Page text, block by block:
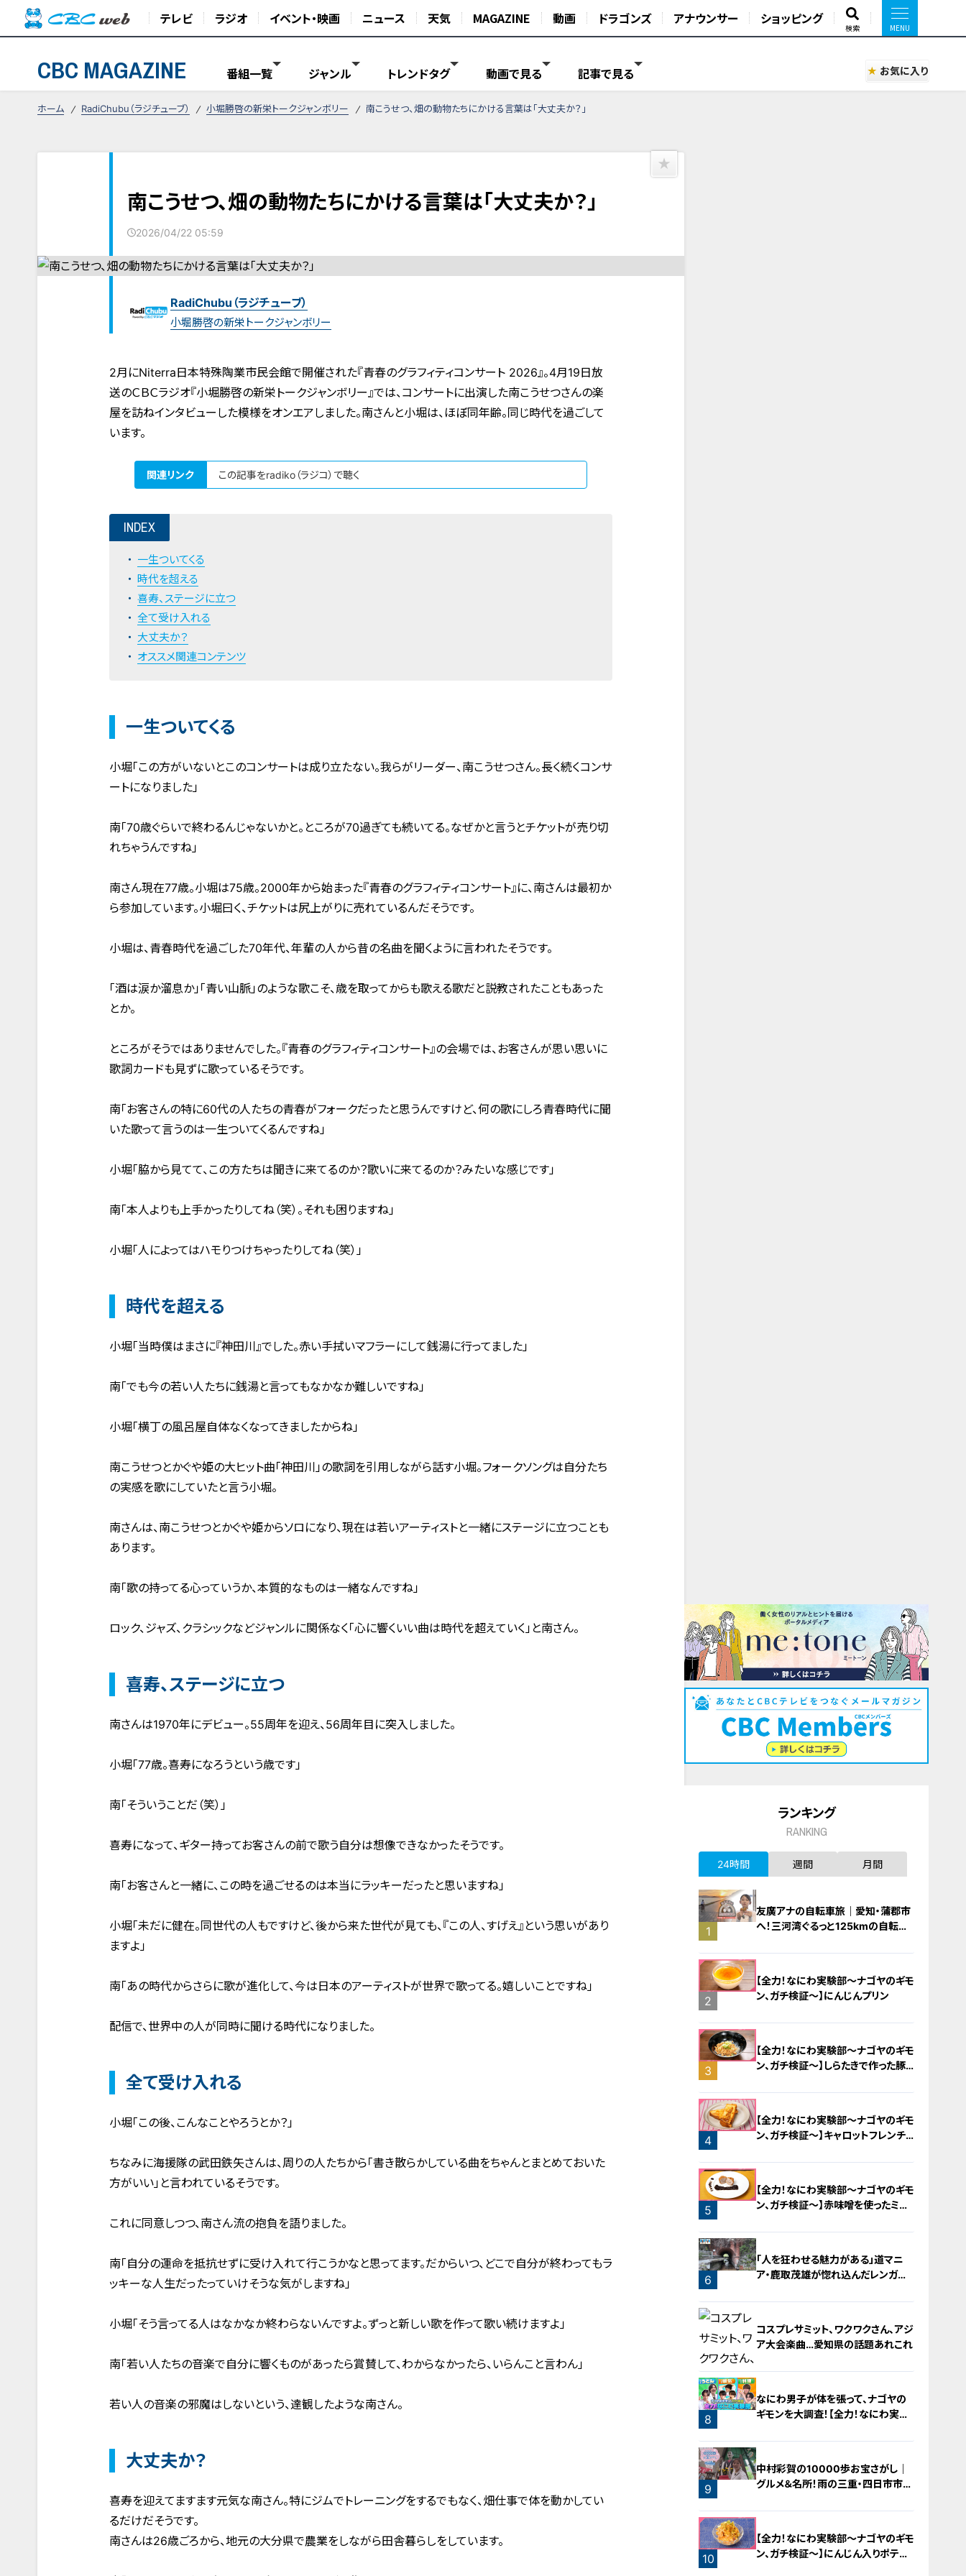
テレビ ラジオ イベント・映画 ニュース 天気 MAGAZINE 動画 ドラゴンズ アナウンサー ショッピング
検索
CBC MAGAZINE 番組一覧 ジャンル トレンドタグ 動画で見る 記事で見る お気に入り
ホーム RadiChubu（ラジチューブ） 小堀勝啓の新栄トークジャンボリー 南こうせつ、畑の動物たちにかける言葉は「大丈夫か？」
南こうせつ、畑の動物たちにかける言葉は「大丈夫か？」
2026/04/22 05:59
RadiChubu（ラジチューブ）
小堀勝啓の新栄トークジャンボリー
2月にNiterra日本特殊陶業市民会館で開催された『青春のグラフィティコンサート 2026』。4月19日放
送のＣＢＣラジオ『小堀勝啓の新栄トークジャンボリー』では、コンサートに出演した南こうせつさんの楽
屋を訪ねインタビューした模様をオンエアしました。南さんと小堀は、ほぼ同年齢。同じ時代を過ごして
います。
関連リンク この記事をradiko（ラジコ）で聴く
INDEX
一生ついてくる
時代を超える
喜寿、ステージに立つ
全て受け入れる
大丈夫か？
オススメ関連コンテンツ
一生ついてくる
小堀「この方がいないとこのコンサートは成り立たない。我らがリーダー、南こうせつさん。長く続くコンサ
ートになりました」
南「70歳ぐらいで終わるんじゃないかと。ところが70過ぎても続いてる。なぜかと言うとチケットが売り切
れちゃうんですね」
南さん現在77歳。小堀は75歳。2000年から始まった『青春のグラフィティコンサート』に、南さんは最初か
ら参加しています。小堀曰く、チケットは尻上がりに売れているんだそうです。
小堀は、青春時代を過ごした70年代、年輩の人から昔の名曲を聞くように言われたそうです。
「酒は涙か溜息か」「青い山脈」のような歌こそ、歳を取ってからも歌える歌だと説教されたこともあった
とか。
ところがそうではありませんでした。『青春のグラフィティコンサート』の会場では、お客さんが思い思いに
歌詞カードも見ずに歌っているそうです。
南「お客さんの特に60代の人たちの青春がフォークだったと思うんですけど、何の歌にしろ青春時代に聞
いた歌って言うのは一生ついてくるんですね」
小堀「脇から見てて、この方たちは聞きに来てるのか？歌いに来てるのか？みたいな感じです」
南「本人よりも上手かったりしてね（笑）。それも困りますね」
小堀「人によってはハモりつけちゃったりしてね（笑）」
時代を超える
小堀「当時僕はまさに『神田川』でした。赤い手拭いマフラーにして銭湯に行ってました」
南「でも今の若い人たちに銭湯と言ってもなかなか難しいですね」
小堀「横丁の風呂屋自体なくなってきましたからね」
南こうせつとかぐや姫の大ヒット曲「神田川」の歌詞を引用しながら話す小堀。フォークソングは自分たち
の実感を歌にしていたと言う小堀。
南さんは、南こうせつとかぐや姫からソロになり、現在は若いアーティストと一緒にステージに立つことも
あります。
南「歌の持ってる心っていうか、本質的なものは一緒なんですね」
ロック、ジャズ、クラシックなどジャンルに関係なく「心に響くいい曲は時代を超えていく」と南さん。
喜寿、ステージに立つ
南さんは1970年にデビュー。55周年を迎え、56周年目に突入しました。
小堀「77歳。喜寿になろうという歳です」
南「そういうことだ（笑）」
喜寿になって、ギター持ってお客さんの前で歌う自分は想像できなかったそうです。
南「お客さんと一緒に、この時を過ごせるのは本当にラッキーだったと思いますね」
小堀「未だに健在。同世代の人もですけど、後から来た世代が見ても、『この人、すげえ』という思いがあり
ますよ」
南「あの時代からさらに歌が進化して、今は日本のアーティストが世界で歌ってる。嬉しいことですね」
配信で、世界中の人が同時に聞ける時代になりました。
全て受け入れる
小堀「この後、こんなことやろうとか？」
ちなみに海援隊の武田鉄矢さんは、周りの人たちから「書き散らかしている曲をちゃんとまとめておいた
方がいい」と言われているそうです。
これに同意しつつ、南さん流の抱負を語りました。
南「自分の運命を抵抗せずに受け入れて行こうかなと思ってます。だからいつ、どこで自分が終わってもラ
ッキーな人生だったっていけそうな気がしますね」
小堀「そう言ってる人はなかなか終わらないんですよ。ずっと新しい歌を作って歌い続けますよ」
南「若い人たちの音楽で自分に響くものがあったら賞賛して、わからなかったら、いらんこと言わん」
若い人の音楽の邪魔はしないという、達観したような南さん。
大丈夫か？
喜寿を迎えてますます元気な南さん。特にジムでトレーニングをするでもなく、畑仕事で体を動かしてい
るだけだそうです。
南さんは26歳ごろから、地元の大分県で農業をしながら田舎暮らしをしています。
ランキング
RANKING
24時間 週間 月間
1
友廣アナの自転車旅｜愛知・蒲郡市
へ！三河湾ぐるっと125kmの自転車
2
【全力！なにわ実験部～ナゴヤのギモ
ン、ガチ検証～】にんじんプリン
3
【全力！なにわ実験部～ナゴヤのギモ
ン、ガチ検証～】しらたきで作った豚
4
【全力！なにわ実験部～ナゴヤのギモ
ン、ガチ検証～】キャロットフレンチ
5
【全力！なにわ実験部～ナゴヤのギモ
ン、ガチ検証～】赤味噌を使ったミル
6
「人を狂わせる魅力がある」道マニ
ア・鹿取茂雄が惚れ込んだレンガの
7
コスプレサミット、ワクワクさん、アジ
ア大会楽曲…愛知県の話題あれこれ
8
なにわ男子が体を張って、ナゴヤの
ギモンを大調査！【全力！なにわ実験
9
中村彩賀の10000歩お宝さがし｜
グルメ＆名所！雨の三重・四日市市で
10
【全力！なにわ実験部～ナゴヤのギモ
ン、ガチ検証～】にんじん入りポテト